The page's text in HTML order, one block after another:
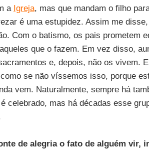
a Igreja, mas que mandam o filho
é uma estupidez. Assim me
Com o batismo, os pais prometem
que o fazem. Em vez disso,
e, depois, não os vivem.
se não víssemos isso, porque
vem. Naturalmente, sempre há
celebrado, mas há décadas esse
de alegria o fato de alguém vir,